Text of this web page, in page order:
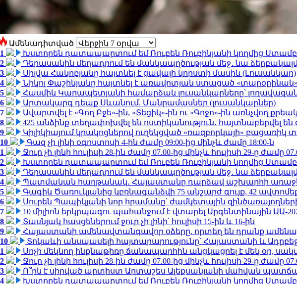
Ամենադիտված
1
Խստորեն դատապարտում եմ Ռուբեն Ռուբինյանի կողմից
2
Դերասանին մեղադրում են մանկապղծության մեջ․ նա
3
Սիլվա Հակոբյանը հայտնել է ցավալի կորստի մասին (Լուսանկար)
4
Նիկոլ Փաշինյանը հայտնել է առավոտյան ստացած
5
Հասմիկ Կարապետյանի համարձակ լուսանկարները՝
6
Արտակարգ դեպք Սևանում. Մանրամասներ (լուսանկարներ)
7
Ավարտվել է «Գող Բջե»-ին, «Տեցիկ»-ին ու «Գոջո»-ին առնչվող
8
425 անձինք տեղափոխվել են ոստիկանություն․ հայտնաբերվել
9
Կիլիկիայում կրակոցներով ուղեկցված «ռազբորկայի» բացառիկ
10
Գազ չի լինի օգոստոսի 4-ին ժամը 09:00-ից մինչև ժամը 18:00-ն
1
Ջուր չի լինի հուլիսի 28-ին ժամը 07.00-ից մինչև հուլիսի 29-ը ժամը
2
Խստորեն դատապարտում եմ Ռուբեն Ռուբինյանի կողմից
3
Դերասանին մեղադրում են մանկապղծության մեջ․ նա
4
Պատմական հաղթանակ․ Հայաստանը դարձավ աշխարհի
5
Գագիկ Ծառուկյանից կբռնագանձվի 75 անշարժ գույք, 42
6
Սուրեն Պապիկյանի նոր հրամանը՝ ժամկետային
7
10 միլիոն երկրպագու պահանջում է վտարել Արգենտինային ԱԱ-
8
Տասնյակ հասցեներում ջուր չի լինի՝ հուլիսի 15-ին և 16-ին
9
Հայաստանի ամենավտանգավոր օձերը. որտեղ են դրանք
10
Տոկաևի անսպասելի հայտարարությունը՝ Հայաստանի և
1
Սոչի մեկնող ինքնաթիռը ճանապարհին անցկացրել է մեկ օր,
2
Ջուր չի լինի հուլիսի 28-ին ժամը 07.00-ից մինչև հուլիսի 29-ը ժամը
3
Ո՞րն է սիրված արտիստ Արտաշես Ալեքսանյանի մահվան
4
Խստորեն դատապարտում եմ Ռուբեն Ռուբինյանի կողմից